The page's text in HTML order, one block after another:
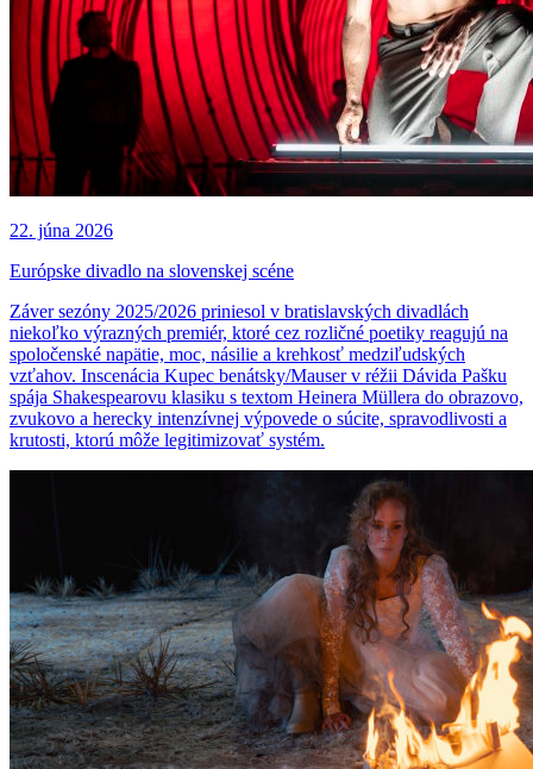
22. júna 2026
Európske divadlo na slovenskej scéne
Záver sezóny 2025/2026 priniesol v bratislavských divadlách
niekoľko výrazných premiér, ktoré cez rozličné poetiky reagujú na
spoločenské napätie, moc, násilie a krehkosť medziľudských
vzťahov. Inscenácia Kupec benátsky/Mauser v réžii Dávida Pašku
spája Shakespearovu klasiku s textom Heinera Müllera do obrazovo,
zvukovo a herecky intenzívnej výpovede o súcite, spravodlivosti a
krutosti, ktorú môže legitimizovať systém.